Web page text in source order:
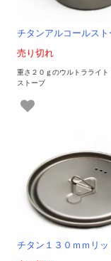
チタンアルコールスト
売り切れ
重さ２０ｇのウルトラライト
ストーブ
チタン１３０ｍｍリッ